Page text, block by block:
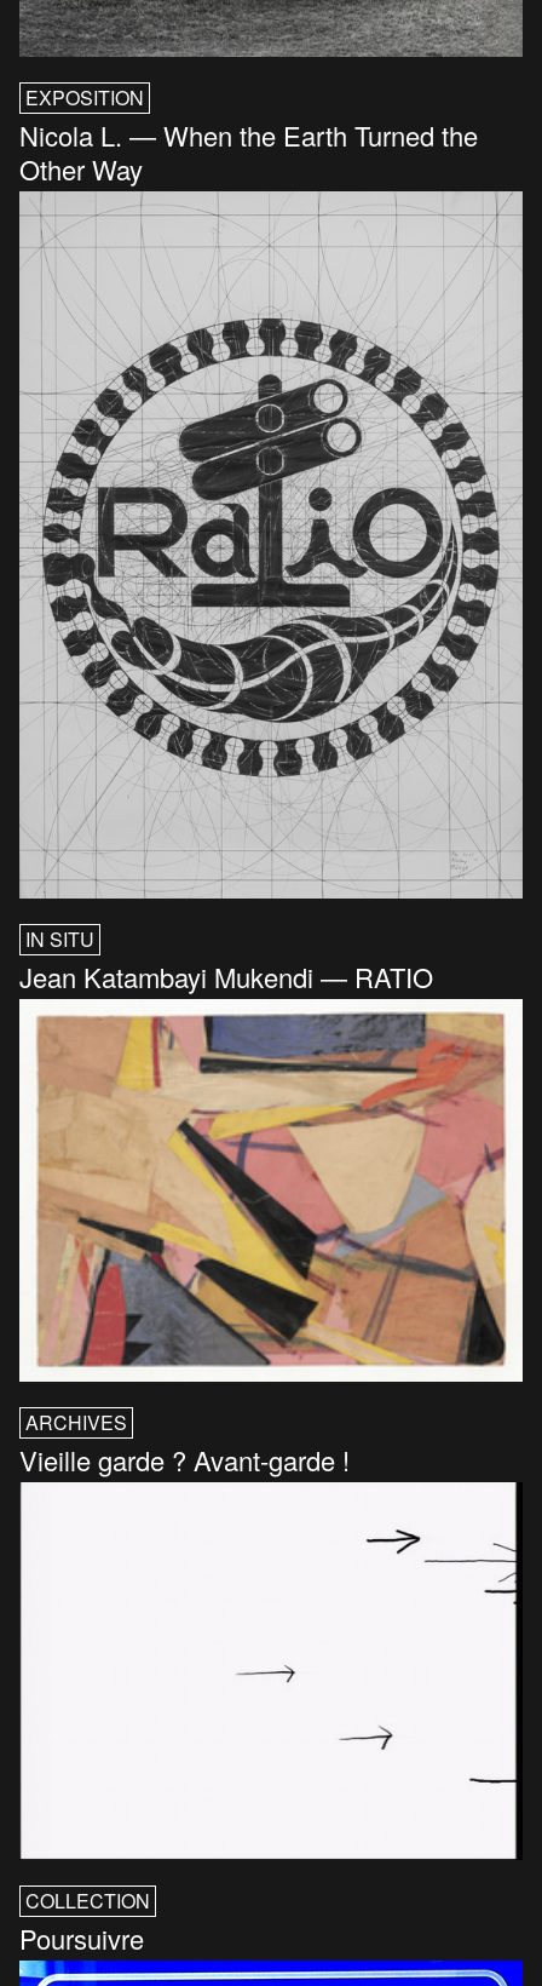
EXPOSITION
Nicola L. — When the Earth Turned the
Other Way
IN SITU
Jean Katambayi Mukendi — RATIO
ARCHIVES
Vieille garde ? Avant-garde !
COLLECTION
Poursuivre